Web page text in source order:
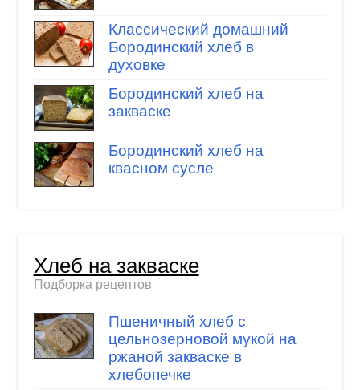
Классический домашний
Бородинский хлеб в
духовке
Бородинский хлеб на
закваске
Бородинский хлеб на
квасном сусле
Хлеб на закваске
Подборка рецептов
Пшеничный хлеб с
цельнозерновой мукой на
ржаной закваске в
хлебопечке